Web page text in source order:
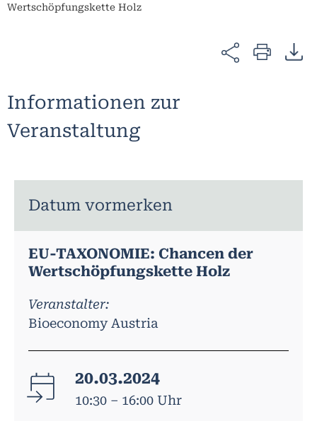
Wertschöpfungskette Holz
Informationen zur
Veranstaltung
Datum vormerken
EU-TAXONOMIE: Chancen der
Wertschöpfungskette Holz
Veranstalter:
Bioeconomy Austria
20.03.2024
10:30 – 16:00 Uhr